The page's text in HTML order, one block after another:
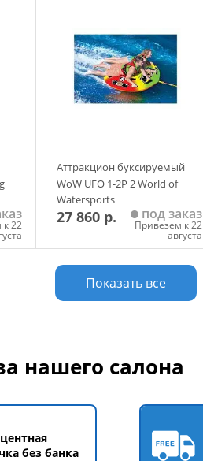
к 22
Аттракцион буксируемый
WoW UFO 1-2P 2 World of
Watersports
27 860 р. под заказ
Привезем к 22
августа
Добавить в корзину
Показать все
нашего салона
без банка